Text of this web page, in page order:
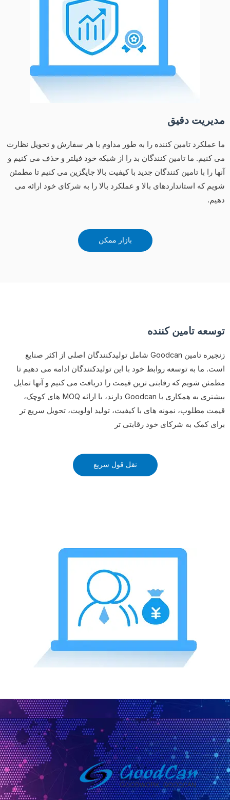
مدیریت دقیق
ما عملکرد تامین کننده را به طور مداوم با هر سفارش و تحویل نظارت
می کنیم. ما تامین کنندگان بد را از شبکه خود فیلتر و حذف می کنیم و
آنها را با تامین کنندگان جدید با کیفیت بالا جایگزین می کنیم تا مطمئن
شویم که استانداردهای بالا و عملکرد بالا را به شرکای خود ارائه می
دهیم.
بازار ممکن
توسعه تامین کننده
زنجیره تامین Goodcan شامل تولیدکنندگان اصلی از اکثر صنایع
است. ما به توسعه روابط خود با این تولیدکنندگان ادامه می دهیم تا
مطمئن شویم که رقابتی ترین قیمت را دریافت می کنیم و آنها تمایل
بیشتری به همکاری با Goodcan دارند، با ارائه MOQ های کوچک،
قیمت مطلوب، نمونه های با کیفیت، تولید اولویت، تحویل سریع تر
برای کمک به شرکای خود رقابتی تر
نقل قول سریع